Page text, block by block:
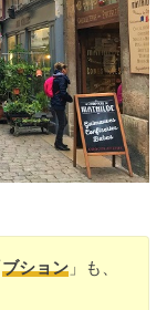
ブション」も、